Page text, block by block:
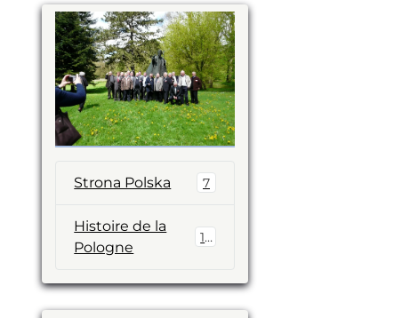
Strona Polska 7
Histoire de la
Pologne
14